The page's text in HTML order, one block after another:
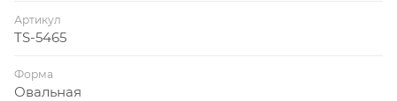
Артикул
TS-5465
Форма
Овальная